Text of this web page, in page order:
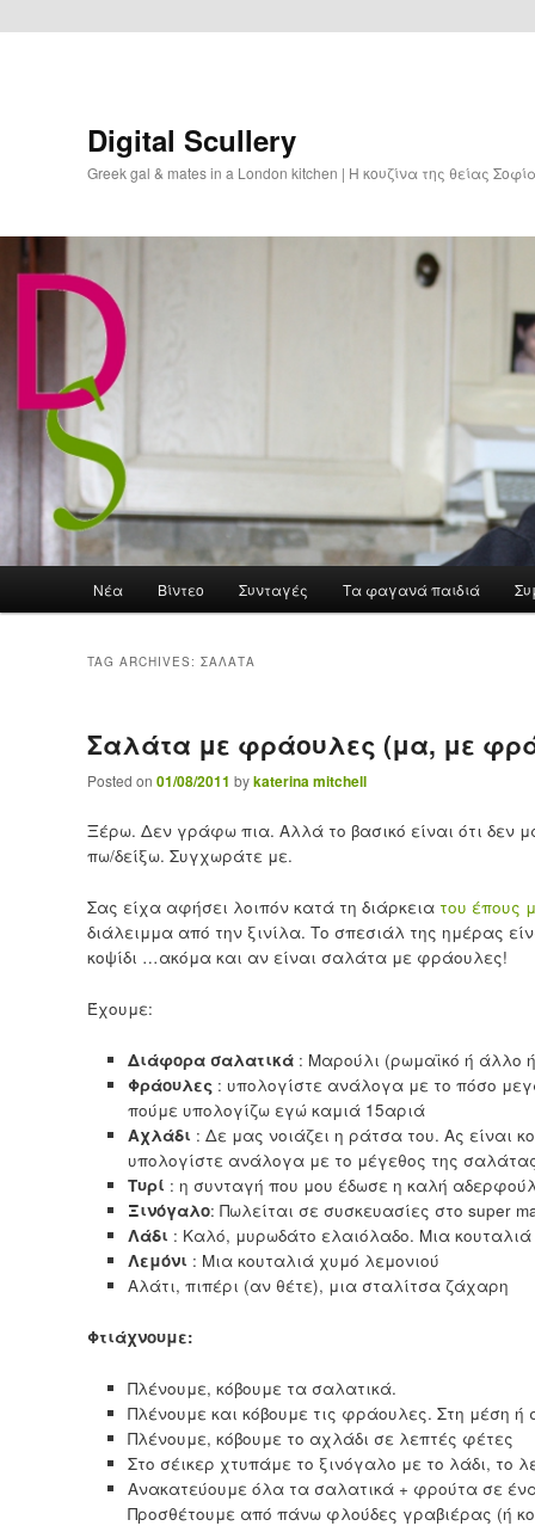
Digital Scullery
Greek gal & mates in a London kitchen | Η κουζίνα της θείας
Skip to primary content
Skip to secondary content
Νέα Βίντεο Συνταγές Τα φαγανά παιδιά
TAG ARCHIVES: ΣΑΛΆΤΑ
Σαλάτα με φράουλες (μα, με
Posted on 01/08/2011 bykaterina mitchell
Ξέρω. Δεν γράφω πια. Αλλά το βασικό είναι ότι δεν
πω/δείξω. Συγχωράτε με.
Σας είχα αφήσει λοιπόν κατά τη διάρκεια του έπους
διάλειμμα από την ξινίλα. Το σπεσιάλ της ημέρας
κοψίδι …ακόμα και αν είναι σαλάτα με φράουλες!
Έχουμε:
Διάφορα σαλατικά: Μαρούλι (ρωμαϊκό ή άλλο
Φράουλες : υπολογίστε ανάλογα με το πόσο
πούμε υπολογίζω εγώ καμιά 15αριά
Αχλάδι : Δε μας νοιάζει η ράτσα του. Ας είναι
υπολογίστε ανάλογα με το μέγεθος της
Τυρί : η συνταγή που μου έδωσε η καλή
Ξινόγαλο: Πωλείται σε συσκευασίες στο super
Λάδι : Καλό, μυρωδάτο ελαιόλαδο. Μια
Λεμόνι : Μια κουταλιά χυμό λεμονιού
Αλάτι, πιπέρι (αν θέτε), μια σταλίτσα ζάχαρη
Φτιάχνουμε:
Πλένουμε, κόβουμε τα σαλατικά.
Πλένουμε και κόβουμε τις φράουλες. Στη μέση ή
Πλένουμε, κόβουμε το αχλάδι σε λεπτές φέτες
Στο σέικερ χτυπάμε το ξινόγαλο με το λάδι, το
Ανακατεύουμε όλα τα σαλατικά + φρούτα σε
Προσθέτουμε από πάνω φλούδες γραβιέρας (ή